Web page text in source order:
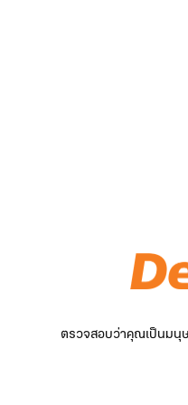
ตรวจสอบว่าคุณเป็นมนุ